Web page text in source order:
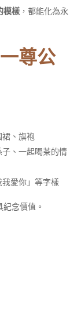
模樣 ，都能化為永
尊公
裙、旗袍
子、一起喝茶的情
我愛你」等字樣
念價值。